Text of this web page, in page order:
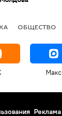
ОБЩЕСТВО
Макс
Реклама